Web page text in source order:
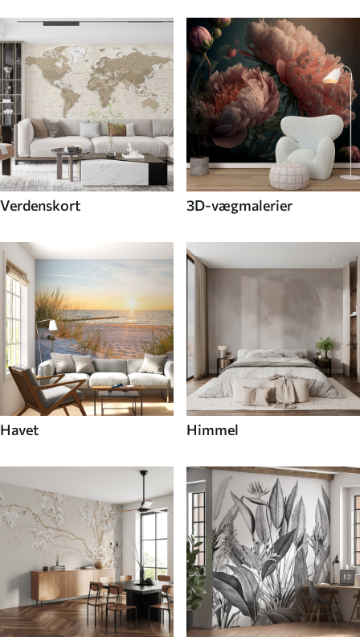
Verdenskort 3D-vægmalerier
Havet Himmel